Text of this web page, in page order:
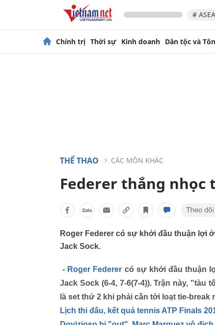
#
Chính trị Thời sự Kinh doanh Dân tộc và
THỂ THAO CÁC MÔN KHÁC
Federer thắng nhọc
Roger Federer có sự khởi đầu thuận lợi
Jack Sock.
- Roger Federer có sự khởi đầu thuận
Jack Sock (6-4, 7-6(7-4)). Trận này,
là set thứ 2 khi phải cần tới loạt tie-
Lịch thi đấu, kết quả tennis ATP Finals